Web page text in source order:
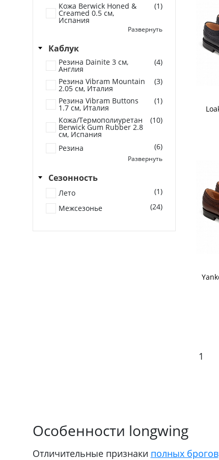
Кожа Berwick Honed &
Creamed 0.5 см,
Испания
(1)
(2)
Кожа/Резина
Резина
(3)
Развернуть
Каблук
Резина Dainite 3 см,
Англия
(4)
Резина Vibram Mountain
2.05 см, Италия
(3)
Резина Vibram Buttons
1.7 см, Италия
(1)
Кожа/Термополиуретан
Berwick Gum Rubber 2.8
см, Испания
(10)
Резина
(6)
(3)
Развернуть
Сезонность
Лето
(1)
Межсезонье
(24)
1
Особенности longwing
Отличительные признаки полных брогов